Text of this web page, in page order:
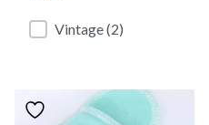
Styl:Vintage(2)